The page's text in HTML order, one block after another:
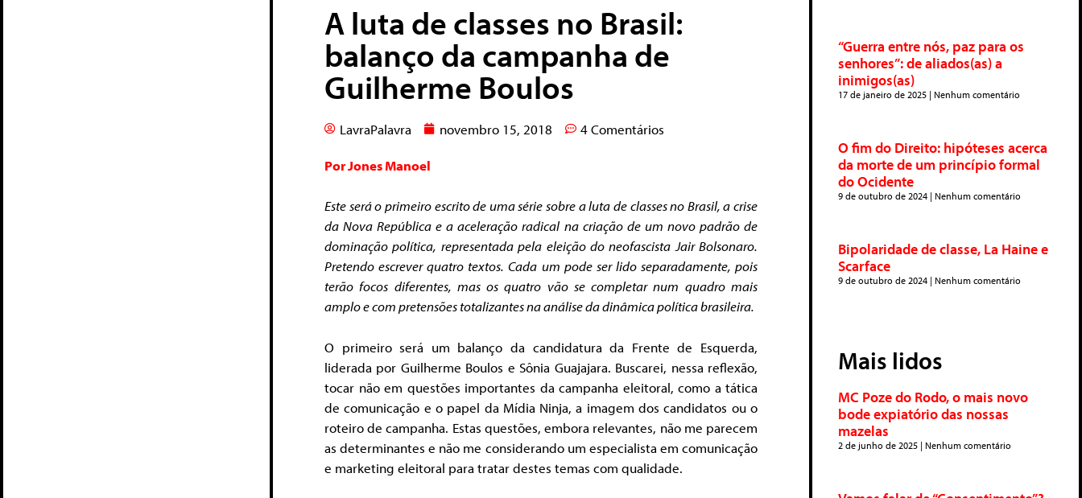
A luta de classes no Brasil:
balanço da campanha de
Guilherme Boulos
LavraPalavra novembro 15, 2018 4 Comentários
Por Jones Manoel
Este será o primeiro escrito de uma série sobre a luta de classes no Brasil, a crise
da Nova República e a aceleração radical na criação de um novo padrão de
dominação política, representada pela eleição do neofascista Jair Bolsonaro.
Pretendo escrever quatro textos. Cada um pode ser lido separadamente, pois
terão focos diferentes, mas os quatro vão se completar num quadro mais
amplo e com pretensões totalizantes na análise da dinâmica política brasileira.
O primeiro será um balanço da candidatura da Frente de Esquerda,
liderada por Guilherme Boulos e Sônia Guajajara. Buscarei, nessa reflexão,
tocar não em questões importantes da campanha eleitoral, como a tática
de comunicação e o papel da Mídia Ninja, a imagem dos candidatos ou o
roteiro de campanha. Estas questões, embora relevantes, não me parecem
as determinantes e não me considerando um especialista em comunicação
e marketing eleitoral para tratar destes temas com qualidade.
“Guerra entre nós, paz para os
senhores”: de aliados(as) a
inimigos(as)
17 de janeiro de 2025 Nenhum comentário
O fim do Direito: hipóteses acerca
da morte de um princípio formal
do Ocidente
9 de outubro de 2024 Nenhum comentário
Bipolaridade de classe, La Haine e
Scarface
9 de outubro de 2024 Nenhum comentário
Mais lidos
MC Poze do Rodo, o mais novo
bode expiatório das nossas
mazelas
2 de junho de 2025 Nenhum comentário